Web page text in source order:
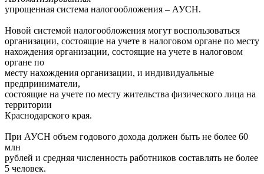
упрощенная система налогообложения – АУСН.
Новой системой налогообложения могут воспользоваться
организации, состоящие на учете в налоговом органе по месту
нахождения организации, состоящие на учете в налоговом
органе по
месту нахождения организации, и индивидуальные
предприниматели,
состоящие на учете по месту жительства физического лица на
территории
Краснодарского края.
При АУСН объем годового дохода должен быть не более 60
млн
рублей и средняя численность работников составлять не более
5 человек.